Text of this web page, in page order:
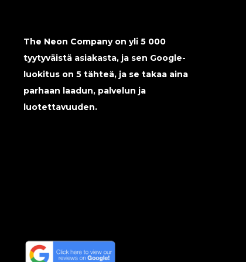
The Neon Company on yli 5 000
tyytyväistä asiakasta, ja sen Google-
luokitus on 5 tähteä, ja se takaa aina
parhaan laadun, palvelun ja
luotettavuuden.